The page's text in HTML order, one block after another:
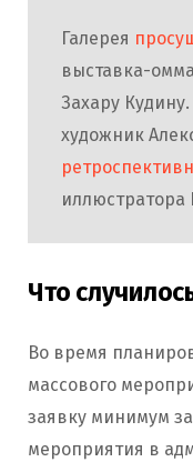
Галерея
выставка-
Захару
художник
иллюстратора
Что
Во время
массового
заявку минимум
мероприятия в